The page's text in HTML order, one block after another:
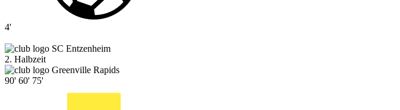
4'
SC Entzenheim
2. Halbzeit
Greenville Rapids
90' 60' 75'